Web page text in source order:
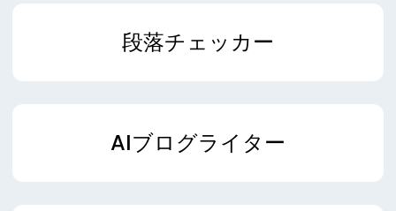
段落チェッカー
AIブログライター